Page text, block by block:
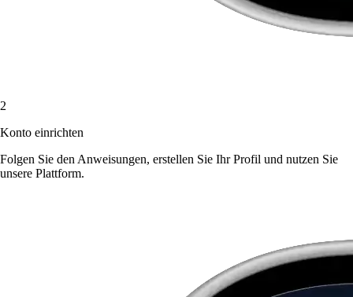
2
Konto einrichten
Folgen Sie den Anweisungen, erstellen Sie Ihr Profil und nutzen Sie
unsere Plattform.